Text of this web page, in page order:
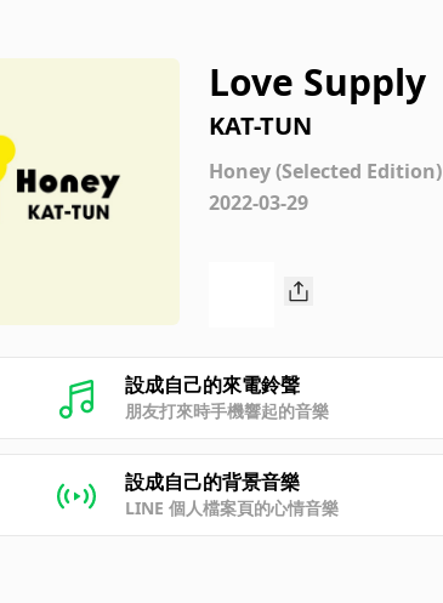
Love Supply
KAT-TUN
Honey (Selected Edition)
2022-03-29
設成自己的來電鈴聲
朋友打來時手機響起的音樂
設成自己的背景音樂
LINE 個人檔案頁的心情音樂